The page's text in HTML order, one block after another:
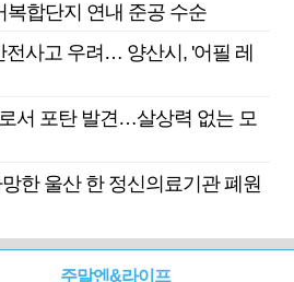
복합단지 연내 준공 수순
사고 우려… 양산시, '어필 레
서 포탄 발견…살상력 없는 모
한 울산 한 정신의료기관 폐원
주말엔&라이프